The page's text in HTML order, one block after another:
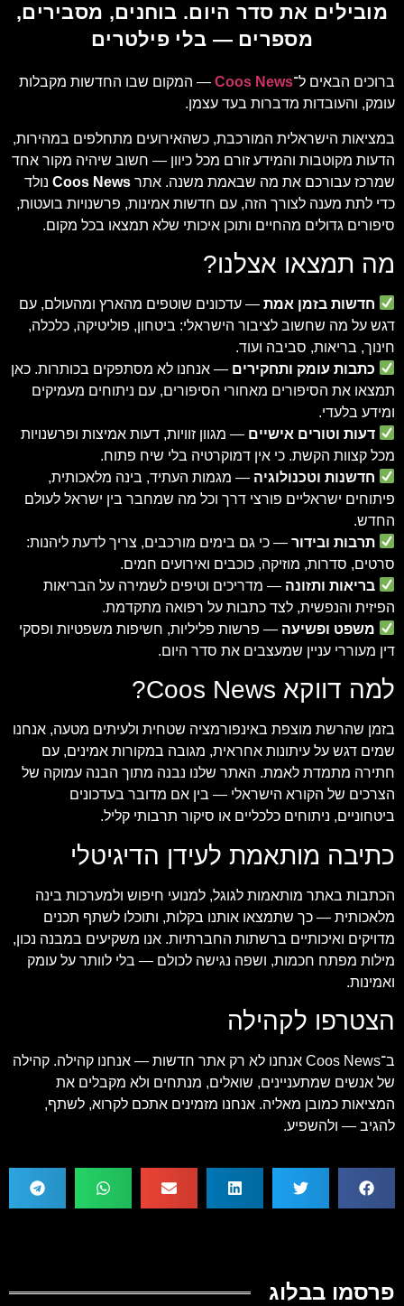
מובילים את סדר היום. בוחנים, מסבירים,
מספרים — בלי פילטרים
ברוכים הבאים ל־Coos News — המקום שבו החדשות מקבלות
עומק, והעובדות מדברות בעד עצמן.
במציאות הישראלית המורכבת, כשהאירועים מתחלפים במהירות,
הדעות מקוטבות והמידע זורם מכל כיוון — חשוב שיהיה מקור אחד
שמרכז עבורכם את מה שבאמת משנה. אתר Coos News נולד
כדי לתת מענה לצורך הזה, עם חדשות אמינות, פרשנויות בועטות,
סיפורים גדולים מהחיים ותוכן איכותי שלא תמצאו בכל מקום.
מה תמצאו אצלנו?
חדשות בזמן אמת — עדכונים שוטפים מהארץ ומהעולם, עם
דגש על מה שחשוב לציבור הישראלי: ביטחון, פוליטיקה, כלכלה,
חינוך, בריאות, סביבה ועוד.
כתבות עומק ותחקירים — אנחנו לא מסתפקים בכותרות. כאן
תמצאו את הסיפורים מאחורי הסיפורים, עם ניתוחים מעמיקים
ומידע בלעדי.
דעות וטורים אישיים — מגוון זוויות, דעות אמיצות ופרשנויות
מכל קצוות הקשת. כי אין דמוקרטיה בלי שיח פתוח.
חדשנות וטכנולוגיה — מגמות העתיד, בינה מלאכותית,
פיתוחים ישראליים פורצי דרך וכל מה שמחבר בין ישראל לעולם
החדש.
תרבות ובידור — כי גם בימים מורכבים, צריך לדעת ליהנות:
סרטים, סדרות, מוזיקה, כוכבים ואירועים חמים.
בריאות ותזונה — מדריכים וטיפים לשמירה על הבריאות
הפיזית והנפשית, לצד כתבות על רפואה מתקדמת.
משפט ופשיעה — פרשות פליליות, חשיפות משפטיות ופסקי
דין מעוררי עניין שמעצבים את סדר היום.
למה דווקא Coos News?
בזמן שהרשת מוצפת באינפורמציה שטחית ולעיתים מטעה, אנחנו
שמים דגש על עיתונות אחראית, מגובה במקורות אמינים, עם
חתירה מתמדת לאמת. האתר שלנו נבנה מתוך הבנה עמוקה של
הצרכים של הקורא הישראלי — בין אם מדובר בעדכונים
ביטחוניים, ניתוחים כלכליים או סיקור תרבותי קליל.
כתיבה מותאמת לעידן הדיגיטלי
הכתבות באתר מותאמות לגוגל, למנועי חיפוש ולמערכות בינה
מלאכותית — כך שתמצאו אותנו בקלות, ותוכלו לשתף תכנים
מדויקים ואיכותיים ברשתות החברתיות. אנו משקיעים במבנה נכון,
מילות מפתח חכמות, ושפה נגישה לכולם — בלי לוותר על עומק
ואמינות.
הצטרפו לקהילה
ב־Coos News אנחנו לא רק אתר חדשות — אנחנו קהילה. קהילה
של אנשים שמתעניינים, שואלים, מנתחים ולא מקבלים את
המציאות כמובן מאליה. אנחנו מזמינים אתכם לקרוא, לשתף,
להגיב — ולהשפיע.
פרסמו בבלוג